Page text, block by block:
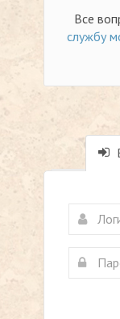
Все
службу